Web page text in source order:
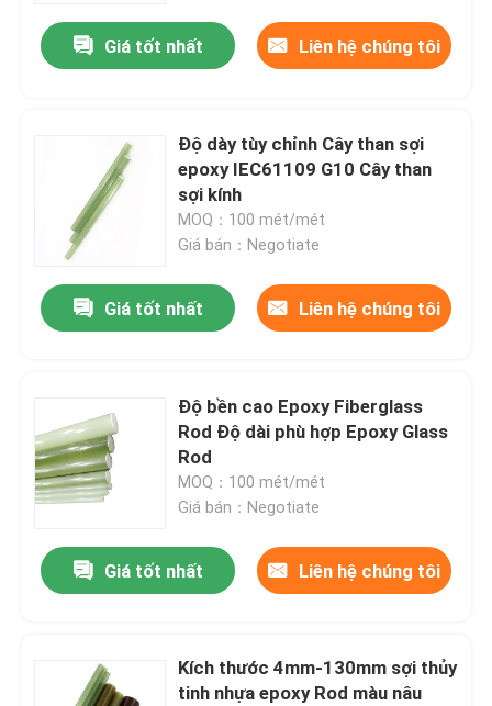
Giá tốt nhất Liên hệ chúng tôi
Độ dày tùy chỉnh Cây than sợi
epoxy IEC61109 G10 Cây than
sợi kính
MOQ：100 mét/mét
Giá bán：Negotiate
Giá tốt nhất Liên hệ chúng tôi
Độ bền cao Epoxy Fiberglass
Rod Độ dài phù hợp Epoxy Glass
Rod
MOQ：100 mét/mét
Giá bán：Negotiate
Giá tốt nhất Liên hệ chúng tôi
Kích thước 4mm-130mm sợi thủy
tinh nhựa epoxy Rod màu nâu